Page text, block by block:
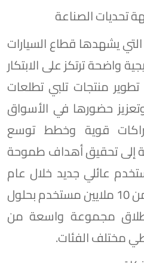
تحديات الصناعة
يشهدها قطاع السيارات
واضحة ترتكز على الابتكار
تطوير منتجات تلبي تطلعات
حضورها في الأسواق
قوية وخطط توسع
إلى تحقيق أهداف طموحة
عائلي جديد خلال عام
واحد، والوصول إلى أكثر من 10 ملايين مستخدم بحلول
إطلاق مجموعة واسعة من
مختلف الفئات.